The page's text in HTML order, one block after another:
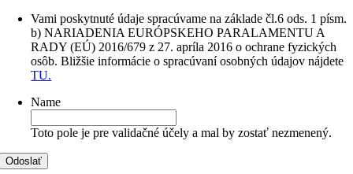
Vami poskytnuté údaje spracúvame na základe čl.6 ods. 1 písm.
b) NARIADENIA EURÓPSKEHO PARALAMENTU A
RADY (EÚ) 2016/679 z 27. apríla 2016 o ochrane fyzických
osôb. Bližšie informácie o spracúvaní osobných údajov nájdete
TU.
Name
Toto pole je pre validačné účely a mal by zostať nezmenený.